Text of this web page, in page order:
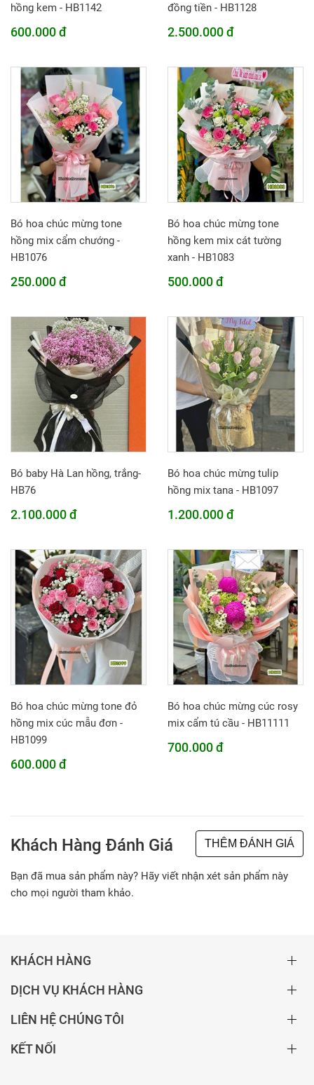
hồng kem - HB1142
600.000 đ
đồng tiền - HB1128
2.500.000 đ
Bó hoa chúc mừng tone
hồng mix cẩm chướng -
HB1076
250.000 đ
Bó hoa chúc mừng tone
hồng kem mix cát tường
xanh - HB1083
500.000 đ
Bó baby Hà Lan hồng, trắng-
HB76
2.100.000 đ
Bó hoa chúc mừng tulip
hồng mix tana - HB1097
1.200.000 đ
Bó hoa chúc mừng tone đỏ
hồng mix cúc mẫu đơn -
HB1099
600.000 đ
Bó hoa chúc mừng cúc rosy
mix cẩm tú cầu - HB11111
700.000 đ
Khách Hàng Đánh Giá THÊM ĐÁNH GIÁ
Bạn đã mua sản phẩm này? Hãy viết nhận xét sản phẩm này
cho mọi người tham khảo.
KHÁCH HÀNG
DỊCH VỤ KHÁCH HÀNG
LIÊN HỆ CHÚNG TÔI
KẾT NỐI